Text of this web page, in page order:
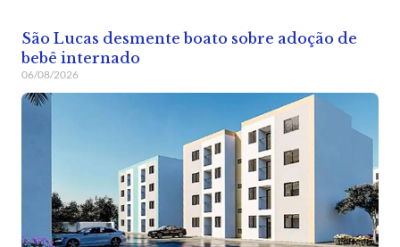
São Lucas desmente boato sobre adoção de
bebê internado
06/08/2026